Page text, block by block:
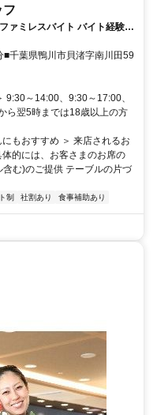
フ
ァミレスバイト バイト経験が
テスト時期などももちろ
千葉県鴨川市貝渚字南川田59
9:30～14:00、9:30～17:00、
ら翌5時までは18歳以上の方
もおすすめ ＞ 来店されるお
的には、お客さまのお席の
む)のご提供 テーブルの片づ
制 社割あり 食事補助あり